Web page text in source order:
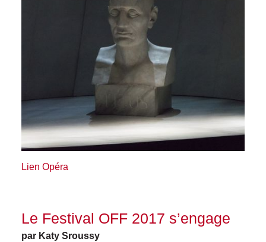
Lien Opéra
Le Festival OFF 2017 s’engage
par Katy Sroussy